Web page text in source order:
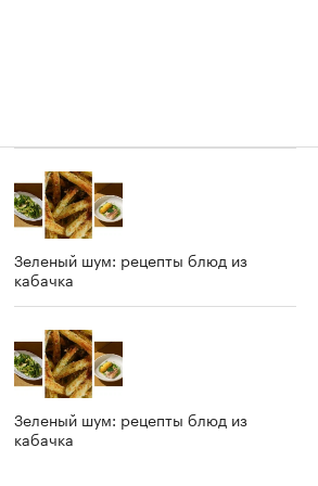
Зеленый шум: рецепты блюд из
кабачка
Зеленый шум: рецепты блюд из
кабачка